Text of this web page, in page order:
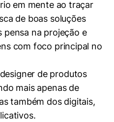
em mente ao traçar
de boas soluções
pensa na projeção e
com foco principal no
de produtos
mais apenas de
também dos digitais,